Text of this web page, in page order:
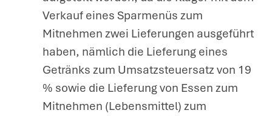
Verkauf eines Sparmenüs zum
Mitnehmen zwei Lieferungen ausgeführt
haben, nämlich die Lieferung eines
Getränks zum Umsatzsteuersatz von 19
% sowie die Lieferung von Essen zum
Mitnehmen (Lebensmittel) zum